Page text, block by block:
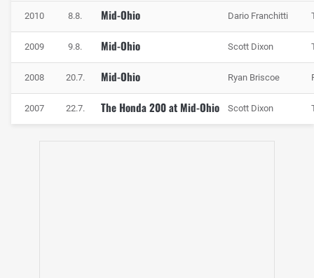
2010 8.8. Mid-Ohio Dario Franchitti
2009 9.8. Mid-Ohio Scott Dixon
2008 20.7. Mid-Ohio Ryan Briscoe
2007 22.7. The Honda 200 at Mid-Ohio Scott Dixon